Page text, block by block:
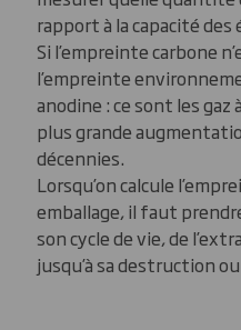
rapport à la capacité des
Si l’empreinte carbone
l’empreinte
anodine : ce sont les
plus grande
décennies.
Lorsqu’on calcule
emballage, il faut
son cycle de vie, de
jusqu’à sa destruction